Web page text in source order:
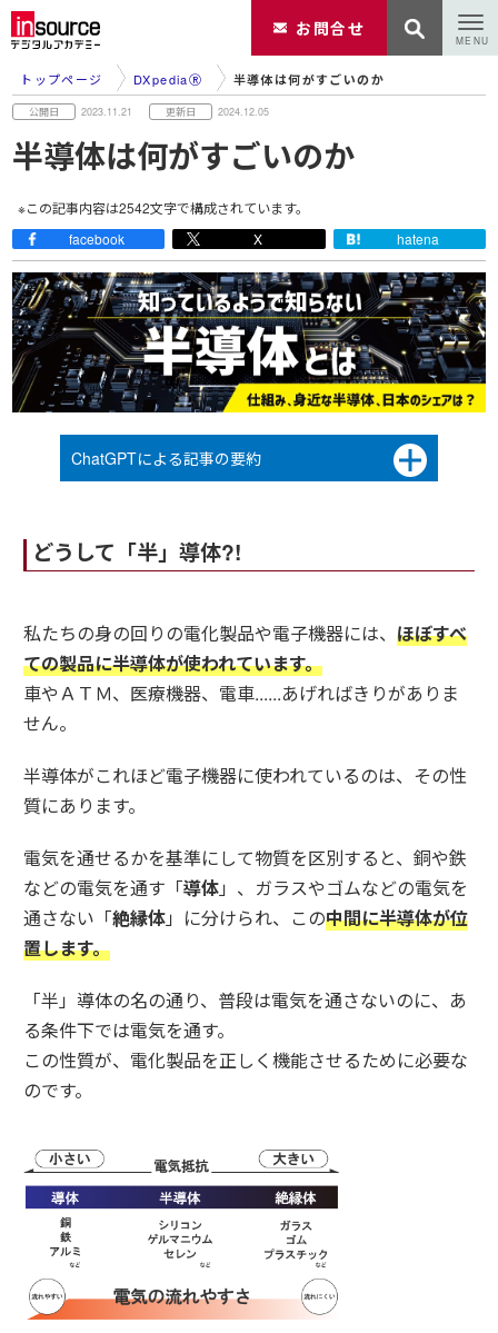
お問合せ
トップページ DXpediaⓇ 半導体は何がすごいのか
2023.11.21 2024.12.05
半導体は何がすごいのか
※この記事内容は2542文字で構成されています。
facebook
X hatena
ChatGPTによる記事の要約
どうして「半」導体?!
私たちの身の回りの電化製品や電子機器には、ほぼすべ
ての製品に半導体が使われています。
車やＡＴＭ、医療機器、電車......あげればきりがありま
せん。
半導体がこれほど電子機器に使われているのは、その性
質にあります。
電気を通せるかを基準にして物質を区別すると、銅や鉄
などの電気を通す「導体」、ガラスやゴムなどの電気を
通さない「絶縁体」に分けられ、この中間に半導体が位
置します。
「半」導体の名の通り、普段は電気を通さないのに、あ
る条件下では電気を通す。
この性質が、電化製品を正しく機能させるために必要な
のです。